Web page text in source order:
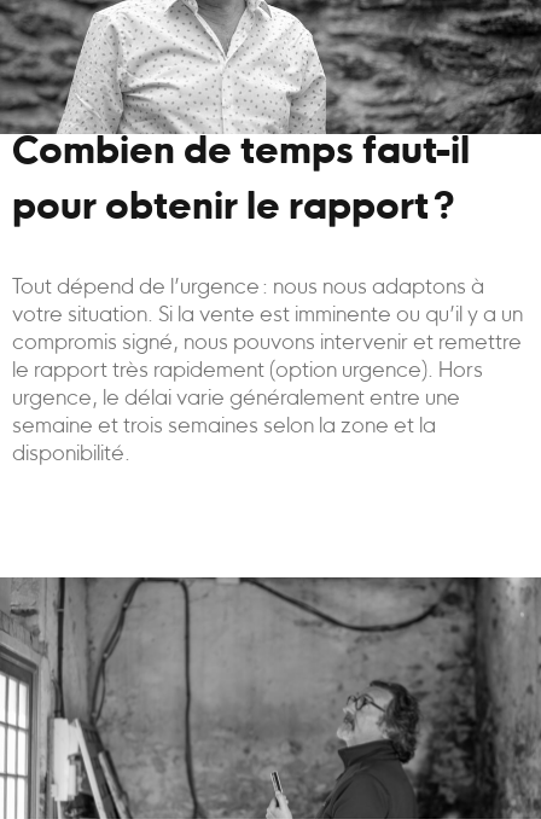
Combien de temps faut-il
pour obtenir le rapport ?
Tout dépend de l’urgence : nous nous adaptons à
votre situation. Si la vente est imminente ou qu’il y a un
compromis signé, nous pouvons intervenir et remettre
le rapport très rapidement (option urgence). Hors
urgence, le délai varie généralement entre une
semaine et trois semaines selon la zone et la
disponibilité.